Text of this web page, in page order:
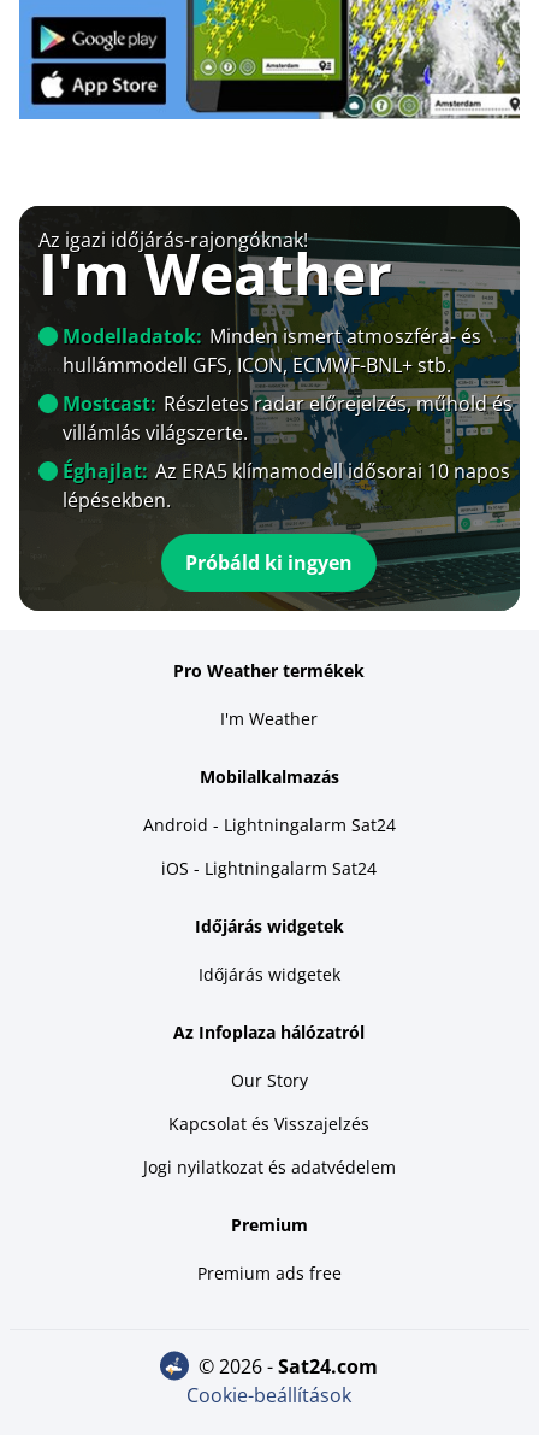
Az igazi időjárás-rajongóknak!
I'm Weather
Modelladatok: Minden ismert atmoszféra- és
hullámmodell GFS, ICON, ECMWF-BNL+ stb.
Mostcast: Részletes radar előrejelzés, műhold és
villámlás világszerte.
Éghajlat: Az ERA5 klímamodell idősorai 10 napos
lépésekben.
Próbáld ki ingyen
Pro Weather termékek
I'm Weather
Mobilalkalmazás
Android - Lightningalarm Sat24
iOS - Lightningalarm Sat24
Időjárás widgetek
Időjárás widgetek
Az Infoplaza hálózatról
Our Story
Kapcsolat és Visszajelzés
Jogi nyilatkozat és adatvédelem
Premium
Premium ads free
© 2026 - sat24.com
Cookie-beállítások